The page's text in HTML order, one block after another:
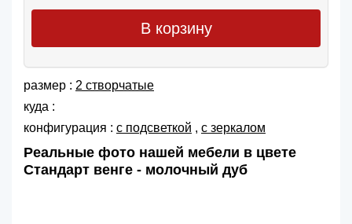
В корзину
размер : 2 створчатые
куда :
конфигурация : с подсветкой , с зеркалом
Реальные фото нашей мебели в цвете
Стандарт венге - молочный дуб